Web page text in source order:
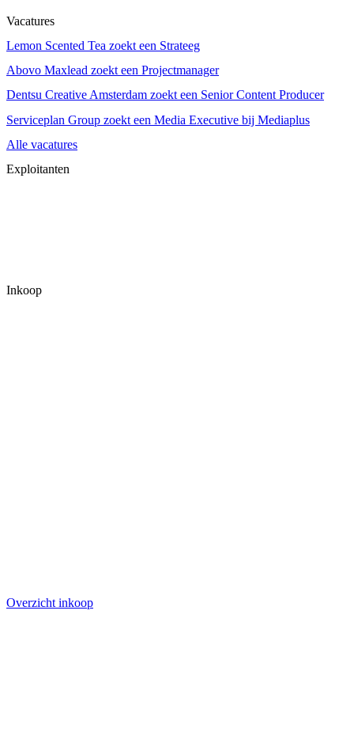
Vacatures
Lemon Scented Tea zoekt een Strateeg
Abovo Maxlead zoekt een Projectmanager
Dentsu Creative Amsterdam zoekt een Senior Content Producer
Serviceplan Group zoekt een Media Executive bij Mediaplus
Alle vacatures
Exploitanten
Inkoop
Overzicht inkoop